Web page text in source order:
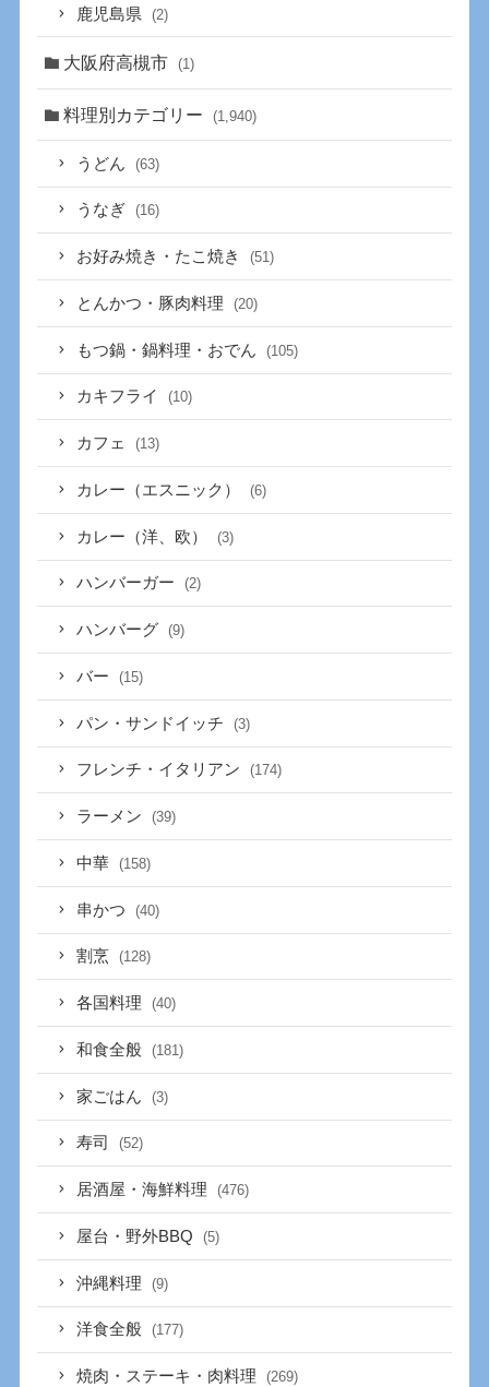
鹿児島県 (2)
大阪府高槻市 (1)
料理別カテゴリー (1,940)
うどん (63)
うなぎ (16)
お好み焼き・たこ焼き (51)
とんかつ・豚肉料理 (20)
もつ鍋・鍋料理・おでん (105)
カキフライ (10)
カフェ (13)
カレー（エスニック） (6)
カレー（洋、欧） (3)
ハンバーガー (2)
ハンバーグ (9)
バー (15)
パン・サンドイッチ (3)
フレンチ・イタリアン (174)
ラーメン (39)
中華 (158)
串かつ (40)
割烹 (128)
各国料理 (40)
和食全般 (181)
家ごはん (3)
寿司 (52)
居酒屋・海鮮料理 (476)
屋台・野外BBQ (5)
沖縄料理 (9)
洋食全般 (177)
焼肉・ステーキ・肉料理 (269)